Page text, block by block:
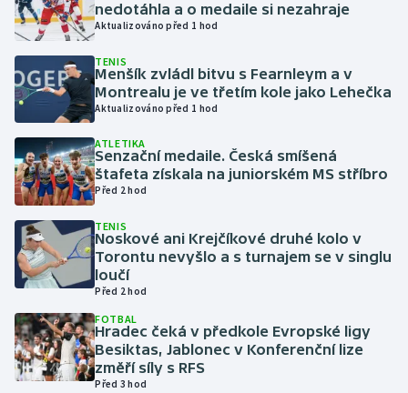
Judo
Krasobruslení
Lezení
Lyže a snowboard
Moderní pětiboj
Motorsport
Olympijské hry
Parasport
Plavání
nedotáhla a o medaile si nezahraje
Aktualizováno před 1 hod
TENIS
Menšík zvládl bitvu s Fearnleym a v
Montrealu je ve třetím kole jako Lehečka
Aktualizováno před 1 hod
ATLETIKA
Senzační medaile. Česká smíšená
štafeta získala na juniorském MS stříbro
Před 2 hod
TENIS
Noskové ani Krejčíkové druhé kolo v
Torontu nevyšlo a s turnajem se v singlu
loučí
Před 2 hod
FOTBAL
Hradec čeká v předkole Evropské ligy
Besiktas, Jablonec v Konferenční lize
změří síly s RFS
Před 3 hod